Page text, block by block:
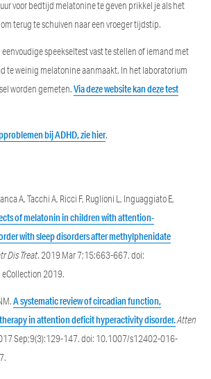
voor bedtijd melatonine te geven prikkel je als het
terug te schuiven naar een vroeger tijdstip.
speekseltest vast te stellen of iemand met
te weinig melatonine aanmaakt. In het laboratorium
worden gemeten.Via deze website kan deze test
bij ADHD, zie hier.
A, Tacchi A, Ricci F, Ruglioni L, Inguaggiato E,
of melatonin in children with attention-
with sleep disorders after methylphenidate
Dis Treat. 2019 Mar 7;15:663-667. doi:
2019.
A systematic review of circadian function,
in attention deficit hyperactivity disorder.Atten
Sep;9(3):129-147. doi: 10.1007/s12402-016-